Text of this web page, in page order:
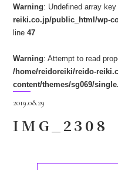
Warning: Undefined array
reiki.co.jp/public_html/wp-
line47
Warning: Attempt to read
/home/reidoreiki/reido-
content/themes/sg069/
2019.08.29
IMG_2308